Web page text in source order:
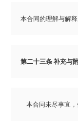
本合同的理解与解
第二十三条 补充与
本合同未尽事